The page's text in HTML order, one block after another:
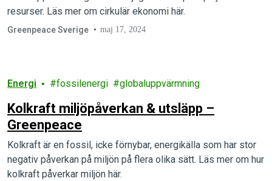
resurser. Läs mer om cirkulär ekonomi här.
Greenpeace Sverige maj 17, 2024
Energi fossilenergi globaluppvärmning
Kolkraft miljöpåverkan & utsläpp –
Greenpeace
Kolkraft är en fossil, icke förnybar, energikälla som har stor
negativ påverkan på miljön på flera olika sätt. Läs mer om hur
kolkraft påverkar miljön här.